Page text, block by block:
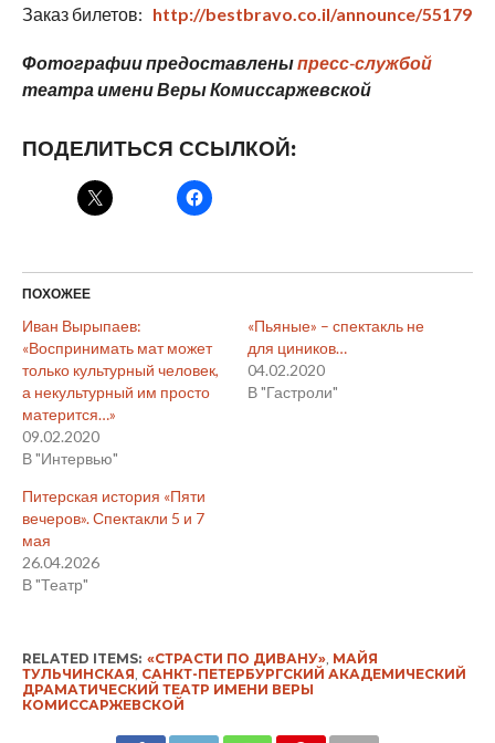
Заказ билетов: http://bestbravo.co.il/announce/55179
Фотографии предоставленыпресс-службой
театра имени Веры Комиссаржевской
ПОДЕЛИТЬСЯ ССЫЛКОЙ:
ПОХОЖЕЕ
Иван Вырыпаев:
«Воспринимать мат может
только культурный человек,
а некультурный им просто
матерится…»
09.02.2020
В "Интервью"
«Пьяные» – спектакль не
для циников…
04.02.2020
В "Гастроли"
Питерская история «Пяти
вечеров». Спектакли 5 и 7
мая
26.04.2026
В "Театр"
RELATED ITEMS: «СТРАСТИ ПО ДИВАНУ», МАЙЯ
ТУЛЬЧИНСКАЯ, САНКТ-ПЕТЕРБУРГСКИЙ АКАДЕМИЧЕСКИЙ
ДРАМАТИЧЕСКИЙ ТЕАТР ИМЕНИ ВЕРЫ
КОМИССАРЖЕВСКОЙ